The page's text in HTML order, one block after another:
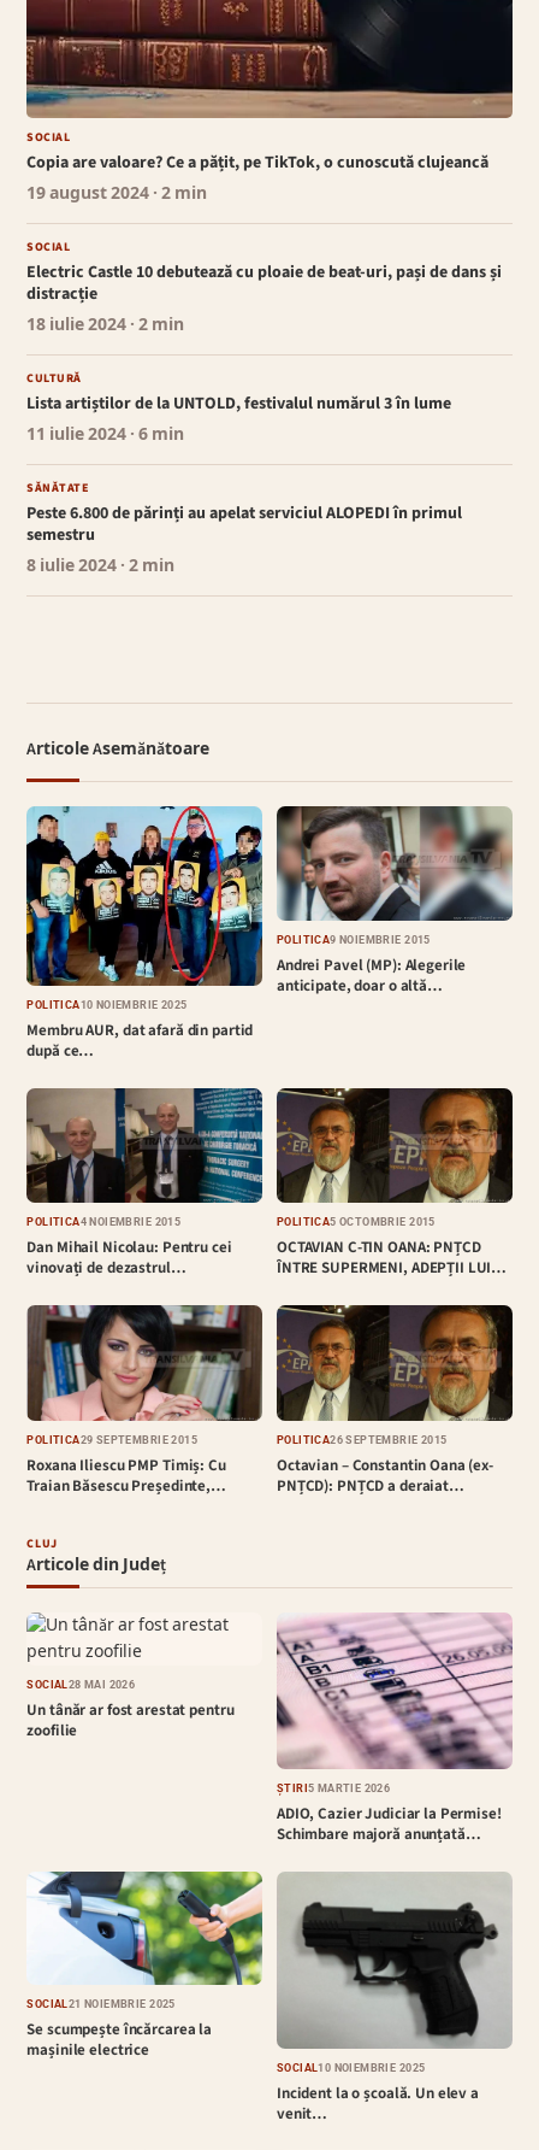
SOCIAL
Copia are valoare? Ce a pățit, pe TikTok, o cunoscută clujeancă
19 august 2024 · 2 min
SOCIAL
Electric Castle 10 debutează cu ploaie de beat-uri, pași de dans și
distracție
18 iulie 2024 · 2 min
CULTURĂ
Lista artiștilor de la UNTOLD, festivalul numărul 3 în lume
11 iulie 2024 · 6 min
SĂNĂTATE
Peste 6.800 de părinți au apelat serviciul ALOPEDI în primul
semestru
8 iulie 2024 · 2 min
Articole Asemănătoare
POLITICĂ10 NOIEMBRIE 2025
Membru AUR, dat afară din partid
după ce…
POLITICĂ9 NOIEMBRIE 2015
Andrei Pavel (MP): Alegerile
anticipate, doar o altă…
POLITICĂ4 NOIEMBRIE 2015
Dan Mihail Nicolau: Pentru cei
vinovați de dezastrul…
POLITICĂ5 OCTOMBRIE 2015
OCTAVIAN C-TIN OANA: PNȚCD
ÎNTRE SUPERMENI, ADEPȚII LUI…
POLITICĂ29 SEPTEMBRIE 2015
Roxana Iliescu PMP Timiș: Cu
Traian Băsescu Președinte,…
POLITICĂ26 SEPTEMBRIE 2015
Octavian – Constantin Oana (ex-
PNȚCD): PNȚCD a deraiat…
CLUJ
Articole din Județ
SOCIAL 28 MAI 2026
Un tânăr ar fost arestat pentru
zoofilie
ȘTIRI5 MARTIE 2026
ADIO, Cazier Judiciar la Permise!
Schimbare majoră anunțată…
SOCIAL21 NOIEMBRIE 2025
Se scumpește încărcarea la
mașinile electrice
SOCIAL10 NOIEMBRIE 2025
Incident la o școală. Un elev a
venit…